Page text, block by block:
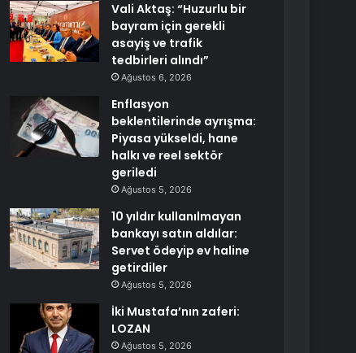
Vali Aktaş: “Huzurlu bir
bayram için gerekli
asayiş ve trafik
tedbirleri alındı”
Ağustos 6, 2026
Enflasyon
beklentilerinde ayrışma:
Piyasa yükseldi, hane
halkı ve reel sektör
geriledi
Ağustos 5, 2026
10 yıldır kullanılmayan
bankayı satın aldılar:
Servet ödeyip ev haline
getirdiler
Ağustos 5, 2026
İki Mustafa’nın zaferi:
LOZAN
Ağustos 5, 2026